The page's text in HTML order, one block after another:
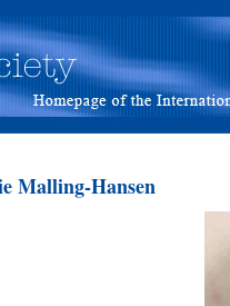
Malling-Hansen